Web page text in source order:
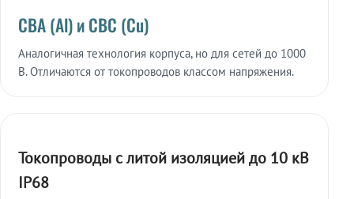
СВА (Al) и СВС (Cu)
Аналогичная технология корпуса, но для сетей до 1000
В. Отличаются от токопроводов классом напряжения.
Токопроводы с литой изоляцией до 10 кВ
IP68